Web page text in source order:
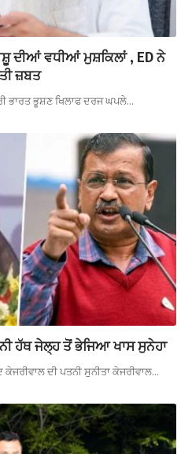
ਦੀਆਂ ਵਧੀਆਂ ਮੁਸ਼ਕਿਲਾਂ , ED ਨੇ
ਜ਼ਬਤ
ਭਾਰਤ ਭੂਸ਼ਣ ਖਿਲਾਫ ਦਰਜ ਘਪਲੇ…
ਹੱਥ ਜੇਲ੍ਹ ਤੋਂ ਭੇਜਿਆ ਖਾਸ ਸੁਨੇਹਾ
ਦੀ ਪਤਨੀ ਸੁਨੀਤਾ ਕੇਜਰੀਵਾਲ…